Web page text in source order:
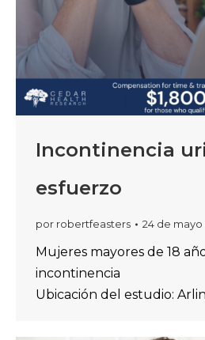
Incontinencia
esfuerzo
por robertfeasters 24 de mayo
Mujeres mayores de 18
incontinencia
Ubicación del estudio: